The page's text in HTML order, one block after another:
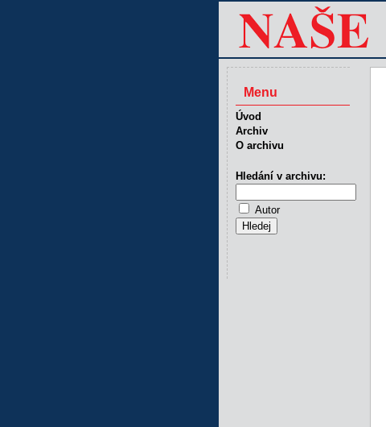
Menu
Úvod
Archiv
O archivu
Hledání v archivu:
Autor